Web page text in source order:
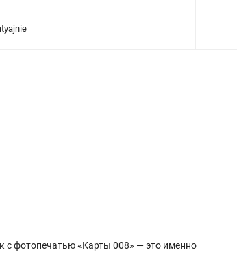
с фотопечатью «Карты 008» — это именно